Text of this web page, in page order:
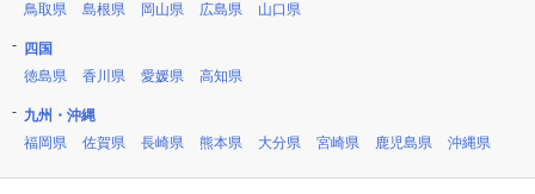
鳥取県
島根県 岡山県 広島県 山口県
四国
徳島県
香川県 愛媛県 高知県
九州・沖縄
福岡県
佐賀県 長崎県 熊本県 大分県 宮崎県 鹿児島県 沖縄県